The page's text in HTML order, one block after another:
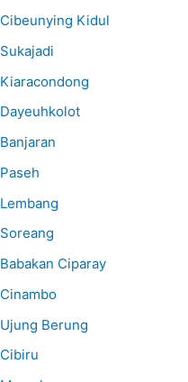
Cibeunying Kidul
Sukajadi
Kiaracondong
Dayeuhkolot
Banjaran
Paseh
Lembang
Soreang
Babakan Ciparay
Cinambo
Ujung Berung
Cibiru